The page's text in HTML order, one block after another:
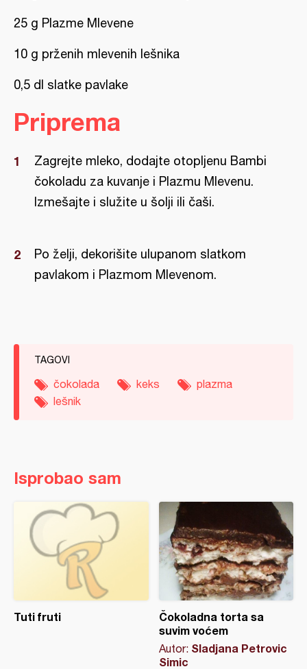
25 g Plazme Mlevene
10 g prženih mlevenih lešnika
0,5 dl slatke pavlake
Priprema
Zagrejte mleko, dodajte otopljenu Bambi
čokoladu za kuvanje i Plazmu Mlevenu.
Izmešajte i služite u šolji ili čaši.
Po želji, dekorišite ulupanom slatkom
pavlakom i Plazmom Mlevenom.
TAGOVI
čokolada keks
plazma
lešnik
Isprobao sam
Tuti fruti
Čokoladna torta sa
suvim voćem
Autor: Sladjana Petrovic
Simic